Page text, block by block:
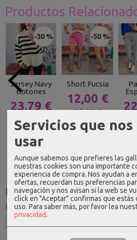
Idioma
Productos
-30 %
Jersey Navy
Botones
23,79 €
33,99 €
-50 %
Short Fucsia
12,00 €
23,99 €
Servicios que
usar
Aunque sabemos que prefieres las
nuestras cookies son una importante
experiencia de compra. Nos ayudan a
ofertas, recuerdan tus preferencias
navegación y nos avisan si la web se
click en "Aceptar" confirmas que estás
uso. Para saber más, por favor lea
privacidad.